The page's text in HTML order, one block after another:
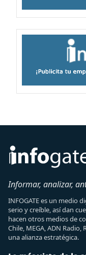
Informar, analizar,
INFOGATE es un medio
serio y creíble, así dan
hacen otros medios de
Chile, MEGA, ADN
una alianza estratégica.